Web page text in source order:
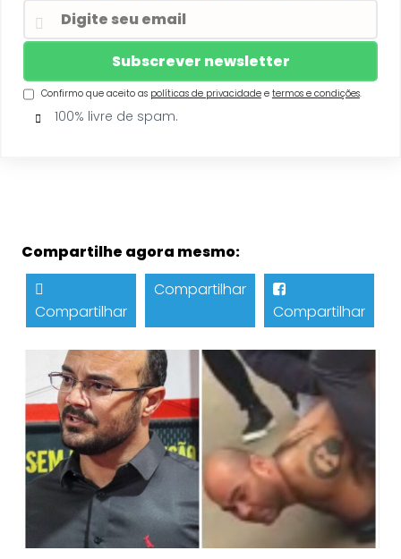
Confirmo que aceito as políticas de privacidadee termos e condições.
100% livre de spam.
Compartilhe agora mesmo:
Compartilhar
Compartilhar
Compartilhar